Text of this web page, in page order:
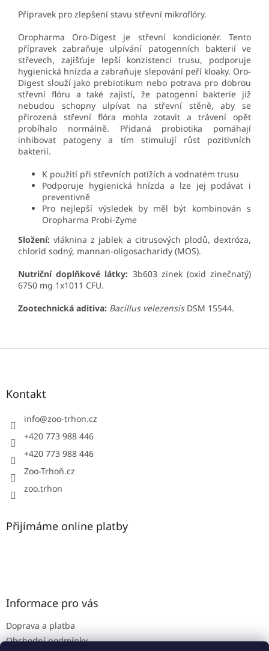
Přípravek pro zlepšení stavu střevní mikroflóry.
Oropharma Oro-Digest je střevní kondicionér. Tento
přípravek zabraňuje ulpívání patogenních bakterií ve
střevech, zajišťuje lepší konzistenci trusu, podporuje
hygienická hnízda a zabraňuje slepování peří kloaky. Oro-
Digest slouží jako prebiotikum nebo potrava pro dobrou
střevní flóru a také zajistí, že patogenní bakterie již
nebudou schopny ulpívat na střevní stěně, aby se
přirozená střevní flóra mohla zotavit a trávení opět
probíhalo normálně. Přidaná probiotika pomáhají
inhibovat patogeny a tím stimulují růst pozitivních
bakterií.
K použití při střevních potížích a vodnatém trusu
Podporuje hygienická hnízda a lze jej podávat i
preventivně
Pro nejlepší výsledek by měl být kombinován s
Oropharma Probi-Zyme
Složení: vláknina z jablek a citrusových plodů, dextróza,
chlorid sodný, mannan-oligosacharidy (MOS).
Nutriční doplňkové látky: 3b603 zinek (oxid zinečnatý)
6750 mg 1x1011 CFU.
Zootechnická aditiva: Bacillus velezensisDSM 15544.
Z
Kontakt
info@zoo-trhon.cz
+420 773 988 446
+420 773 988 446
Zoo-Trhoň.cz
zoo.trhon
Přijímáme online platby
Informace pro vás
Doprava a platba
Obchodní podmínky